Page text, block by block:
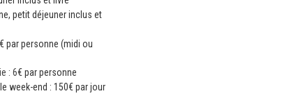
petit déjeuner inclus et
par personne (midi ou
: 6€par personne
week-end : 150€ par jour